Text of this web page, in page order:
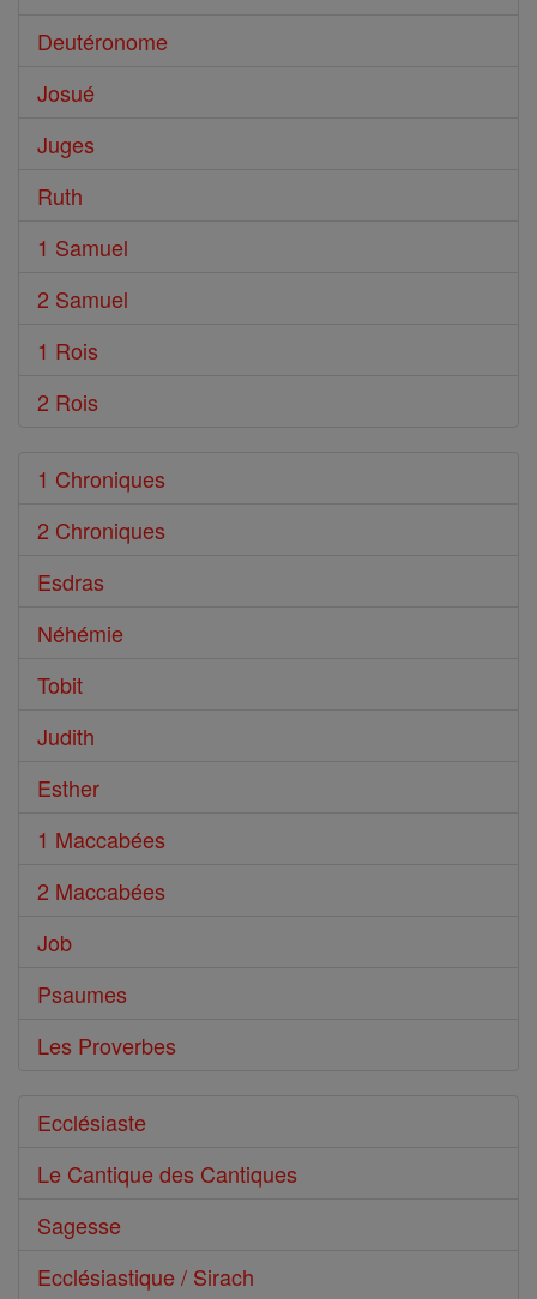
Deutéronome
Josué
Juges
Ruth
1 Samuel
2 Samuel
1 Rois
2 Rois
1 Chroniques
2 Chroniques
Esdras
Néhémie
Tobit
Judith
Esther
1 Maccabées
2 Maccabées
Job
Psaumes
Les Proverbes
Ecclésiaste
Le Cantique des Cantiques
Sagesse
Ecclésiastique / Sirach